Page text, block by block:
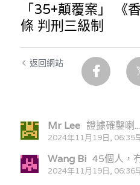
「35+顛覆案」 《
條 判刑三級制
返回網站
Mr Lee 證據確鑿喇
2024年11月19日, 06:35
Wang Bi 45個人，
2024年11月19日, 06:36